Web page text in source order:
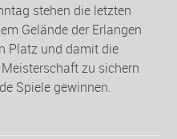
stehen die letzten
Gelände der Erlangen
Platz und damit die
zu sichern
Spiele gewinnen.